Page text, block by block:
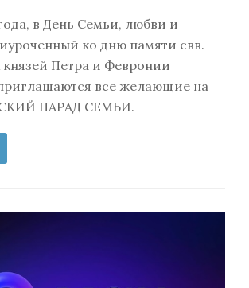
в День Семьи, любви и
ко дню памяти свв.
князей Петра и Февронии
все желающие на
ПАРАД СЕМЬИ.